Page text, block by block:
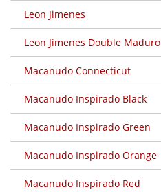
Leon Jimenes
Leon Jimenes Double Maduro
Macanudo Connecticut
Macanudo Inspirado Black
Macanudo Inspirado Green
Macanudo Inspirado Orange
Macanudo Inspirado Red